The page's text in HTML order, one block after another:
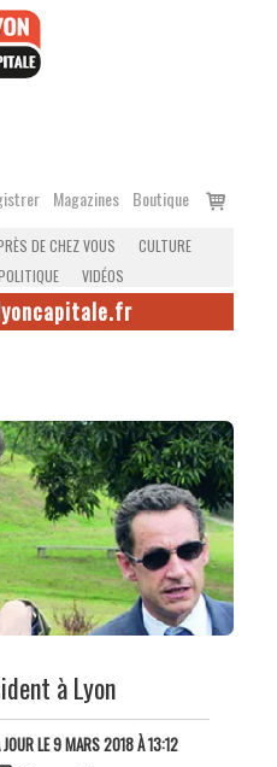
Magazines Boutique
Voir
DE CHEZ VOUS
CULTURE
VIDÉOS
à Lyon
LE 9 MARS 2018 À 13:12